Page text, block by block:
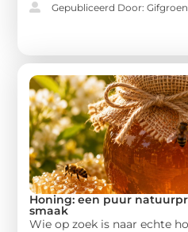
Gepubliceerd Door:
Honing: een puur
smaak
Wie op zoek is naar echte